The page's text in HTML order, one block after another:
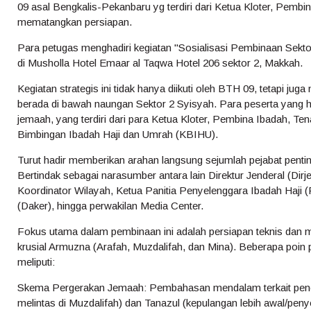
09 asal Bengkalis-Pekanbaru yg terdiri dari Ketua Kloter,
mematangkan persiapan.
Para petugas menghadiri kegiatan "Sosialisasi Pembinaan
di Musholla Hotel Emaar al Taqwa Hotel 206 sektor 2, Makkah.
Kegiatan strategis ini tidak hanya diikuti oleh BTH 09, tetapi
berada di bawah naungan Sektor 2 Syisyah. Para peserta yang
jemaah, yang terdiri dari para Ketua Kloter, Pembina Ibadah,
Bimbingan Ibadah Haji dan Umrah (KBIHU).
Turut hadir memberikan arahan langsung sejumlah pejabat
Bertindak sebagai narasumber antara lain Direktur Jenderal
Koordinator Wilayah, Ketua Panitia Penyelenggara Ibadah Haji
(Daker), hingga perwakilan Media Center.
Fokus utama dalam pembinaan ini adalah persiapan teknis dan
krusial Armuzna (Arafah, Muzdalifah, dan Mina). Beberapa poin
meliputi:
Skema Pergerakan Jemaah: Pembahasan mendalam terkait
melintas di Muzdalifah) dan Tanazul (kepulangan lebih awal/